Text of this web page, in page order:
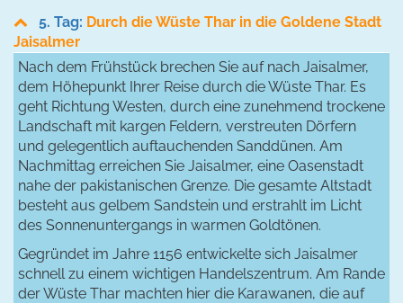
5. Tag: Durch die Wüste Thar in die Goldene Stadt
Jaisalmer
Nach dem Frühstück brechen Sie auf nach Jaisalmer,
dem Höhepunkt Ihrer Reise durch die Wüste Thar. Es
geht Richtung Westen, durch eine zunehmend trockene
Landschaft mit kargen Feldern, verstreuten Dörfern
und gelegentlich auftauchenden Sanddünen. Am
Nachmittag erreichen Sie Jaisalmer, eine Oasenstadt
nahe der pakistanischen Grenze. Die gesamte Altstadt
besteht aus gelbem Sandstein und erstrahlt im Licht
des Sonnenuntergangs in warmen Goldtönen.
Gegründet im Jahre 1156 entwickelte sich Jaisalmer
schnell zu einem wichtigen Handelszentrum. Am Rande
der Wüste Thar machten hier die Karawanen, die auf